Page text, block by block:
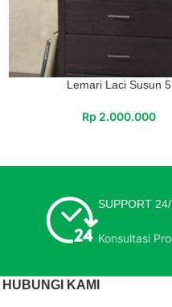
Lemari Laci Susun 5
Rp 2.000.000
SUPPORT
Konsultasi
HUBUNGI KAMI